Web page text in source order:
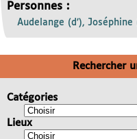
Personnes :
Audelange (d’),
Rechercher
Catégories
Lieux